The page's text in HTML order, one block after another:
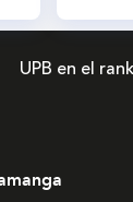
UPB en el